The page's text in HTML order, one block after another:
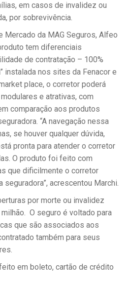
em casos de invalidez ou
por sobrevivência.
Mercado da MAG Seguros, Alfeo
tem diferenciais
de contratação – 100%
instalada nos sites da Fenacor e
place, o corretor poderá
e atrativas, com
comparação aos produtos
“A navegação nessa
se houver qualquer dúvida,
pronta para atender o corretor
O produto foi feito com
que dificilmente o corretor
seguradora”, acrescentou Marchi.
por morte ou invalidez
O seguro é voltado para
que são associados aos
também para seus
em boleto, cartão de crédito